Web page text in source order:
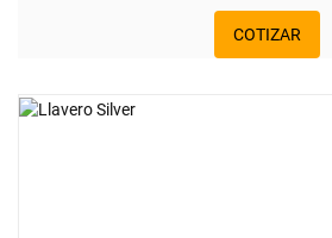
COTIZAR